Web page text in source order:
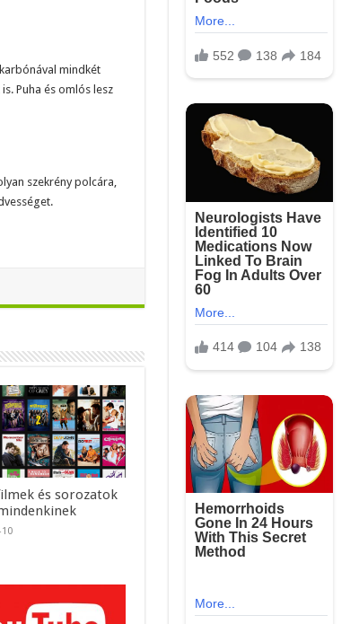
mindkét
Puha és omlós lesz
szekrény polcára,
és sorozatok